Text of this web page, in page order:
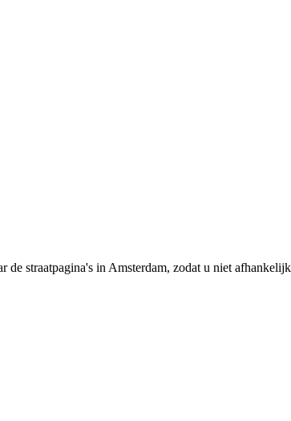
straatpagina's in Amsterdam, zodat u niet